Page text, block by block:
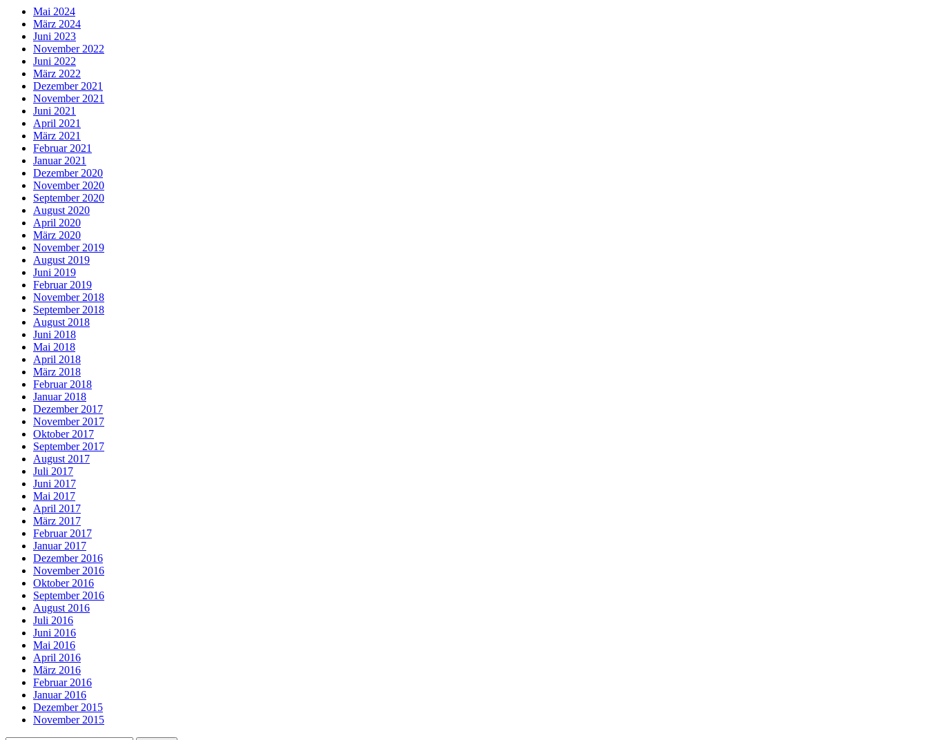
Mai 2024
März 2024
Juni 2023
November 2022
Juni 2022
März 2022
Dezember 2021
November 2021
Juni 2021
April 2021
März 2021
Februar 2021
Januar 2021
Dezember 2020
November 2020
September 2020
August 2020
April 2020
März 2020
November 2019
August 2019
Juni 2019
Februar 2019
November 2018
September 2018
August 2018
Juni 2018
Mai 2018
April 2018
März 2018
Februar 2018
Januar 2018
Dezember 2017
November 2017
Oktober 2017
September 2017
August 2017
Juli 2017
Juni 2017
Mai 2017
April 2017
März 2017
Februar 2017
Januar 2017
Dezember 2016
November 2016
Oktober 2016
September 2016
August 2016
Juli 2016
Juni 2016
Mai 2016
April 2016
März 2016
Februar 2016
Januar 2016
Dezember 2015
November 2015